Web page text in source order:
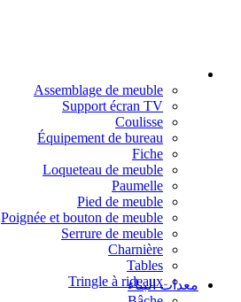
Assemblage de meuble
Support écran TV
Coulisse
Équipement de bureau
Fiche
Loqueteau de meuble
Paumelle
Pied de meuble
Poignée et bouton de meuble
Serrure de meuble
Charnière
Tables
Tringle à rideauxمعدات البناء